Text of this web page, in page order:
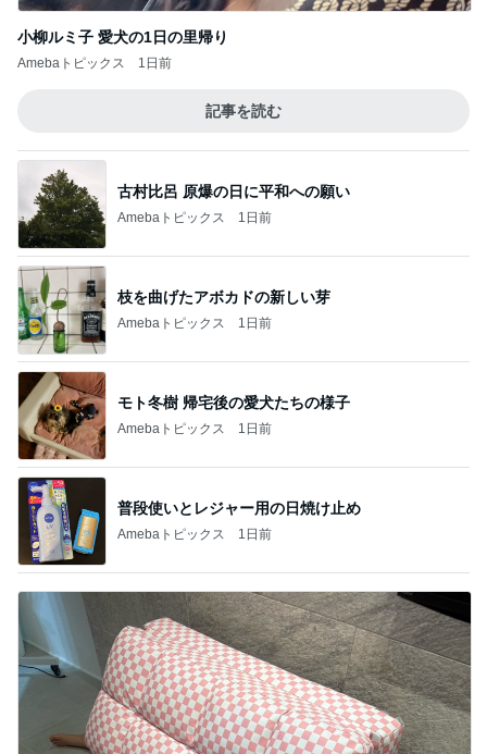
小柳ルミ子 愛犬の1日の里帰り
Amebaトピックス 1日前
記事を読む
古村比呂 原爆の日に平和への願い
Amebaトピックス 1日前
枝を曲げたアボカドの新しい芽
Amebaトピックス 1日前
モト冬樹 帰宅後の愛犬たちの様子
Amebaトピックス 1日前
普段使いとレジャー用の日焼け止め
Amebaトピックス 1日前